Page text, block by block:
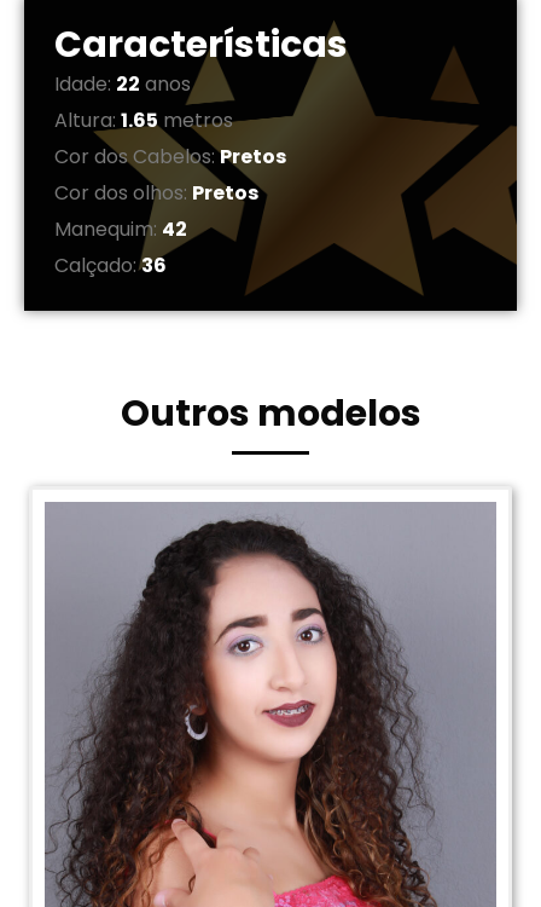
Características
Idade: 22 anos
Altura: 1.65metros
Cor dos Cabelos:Pretos
Cor dos olhos: Pretos
Manequim: 42
Calçado:36
Outros modelos